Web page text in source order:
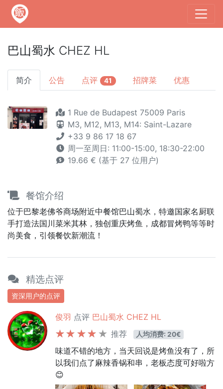
巴山蜀水 CHEZ HL
简介 公告 点评 41 招牌菜 优惠
1 Rue de Budapest 75009 Paris
M3, M12, M13, M14: Saint-Lazare
+33 9 86 17 18 67
周一至周日: 11:00-15:00, 18:30-22:00
19.66 € (基于 27 位用户)
餐馆介绍
位于巴黎老佛爷商场附近中餐馆巴山蜀水，特邀国家名厨联
手打造法国川菜米其林，独创重庆烤鱼，成都冒烤鸭等等时
尚美食，引领餐饮新潮流！
精选点评
资深用户的点评
俊羽 点评 巴山蜀水 CHEZ HL
推荐
人均消费: 20€
味道不错的地方，当天回说是烤鱼没有了，所
以我们点了麻辣香锅和串，老板态度可好啦方
😊